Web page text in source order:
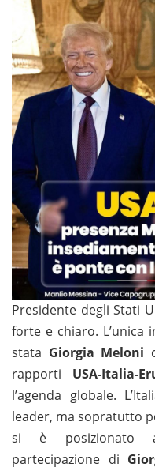
Presidente degli Stati
forte e chiaro.
stata Giorgia Meloni
rapporti USA-Italia-
l’agenda globale.
leader, ma sopratutto
si è posizionato
partecipazione di